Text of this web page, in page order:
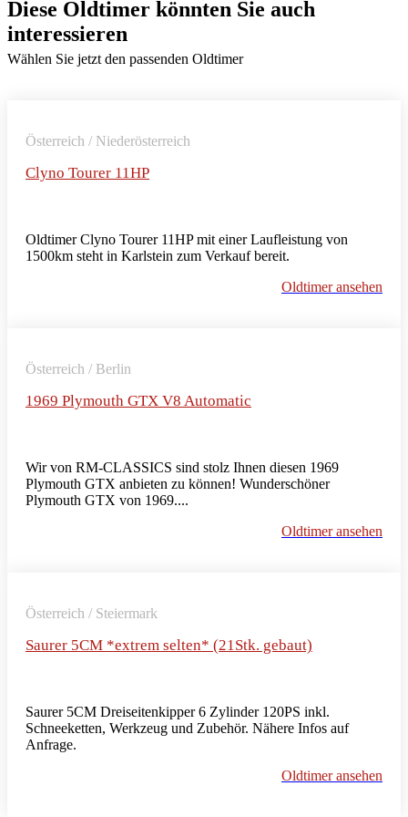
Diese Oldtimer könnten Sie auch
interessieren
Wählen Sie jetzt den passenden Oldtimer
Österreich / Niederösterreich
Clyno Tourer 11HP
Oldtimer Clyno Tourer 11HP mit einer Laufleistung von
1500km steht in Karlstein zum Verkauf bereit.
Oldtimer ansehen
Österreich / Berlin
1969 Plymouth GTX V8 Automatic
Wir von RM-CLASSICS sind stolz Ihnen diesen 1969
Plymouth GTX anbieten zu können! Wunderschöner
Plymouth GTX von 1969....
Oldtimer ansehen
Österreich / Steiermark
Saurer 5CM *extrem selten* (21Stk. gebaut)
Saurer 5CM Dreiseitenkipper 6 Zylinder 120PS inkl.
Schneeketten, Werkzeug und Zubehör. Nähere Infos auf
Anfrage.
Oldtimer ansehen